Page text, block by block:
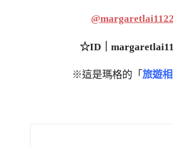
@margaretlai1122
☆ID｜
※這是瑪格的「 旅遊